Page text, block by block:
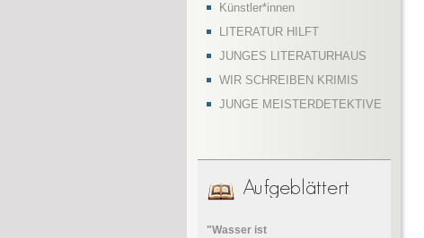
Künstler*innen
LITERATUR HILFT
JUNGES LITERATURHAUS
WIR SCHREIBEN KRIMIS
JUNGE MEISTERDETEKTIVE
"Wasser ist